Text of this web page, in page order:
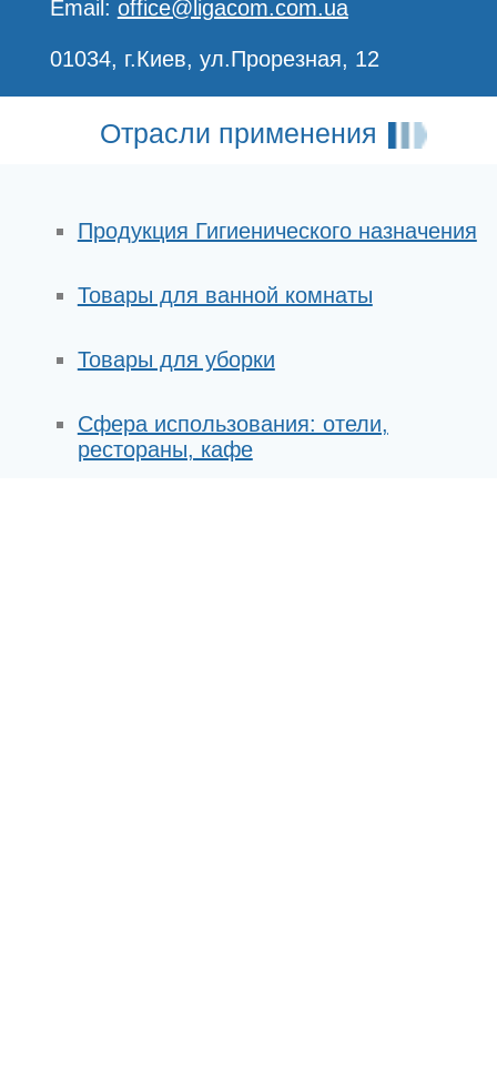
Email: office@ligacom.com.ua
01034, г.Киев, ул.Прорезная, 12
Отрасли применения
Продукция Гигиенического назначения
Товары для ванной комнаты
Товары для уборки
Сфера использования: отели,
рестораны, кафе